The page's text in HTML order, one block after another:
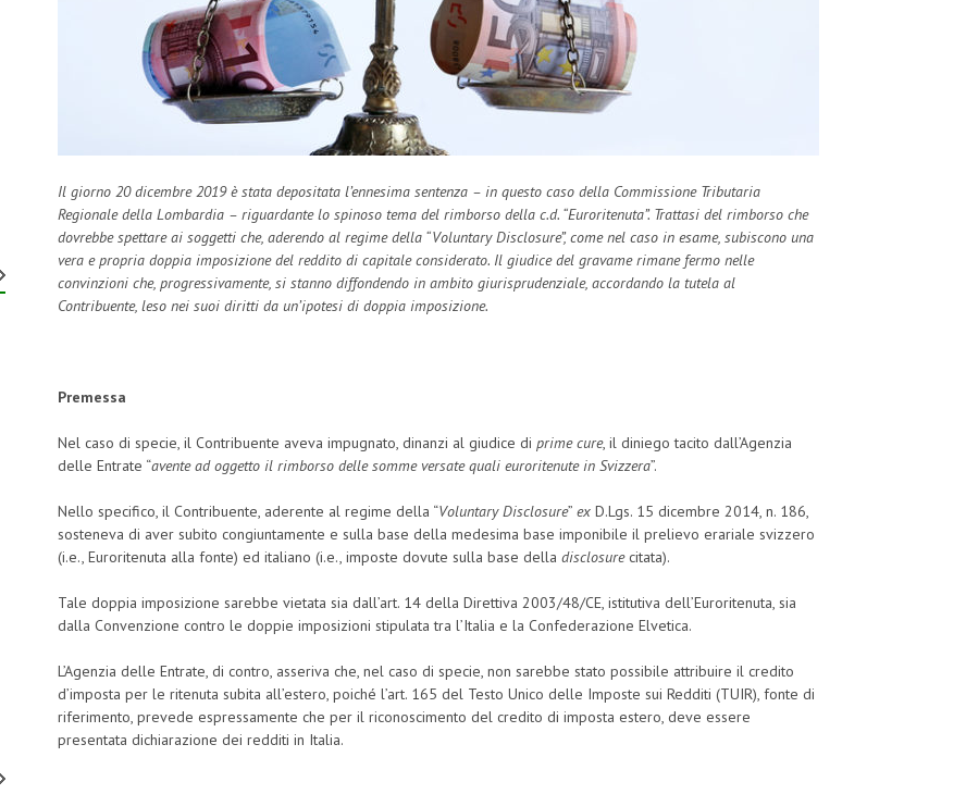
Il giorno 20 dicembre 2019 è stata depositata l’ennesima sentenza – in questo caso della Commissione Tributaria
Regionale della Lombardia – riguardante lo spinoso tema del rimborso della c.d. “Euroritenuta”. Trattasi del rimborso che
dovrebbe spettare ai soggetti che, aderendo al regime della “Voluntary Disclosure”, come nel caso in esame, subiscono una
vera e propria doppia imposizione del reddito di capitale considerato. Il giudice del gravame rimane fermo nelle
convinzioni che, progressivamente, si stanno diffondendo in ambito giurisprudenziale, accordando la tutela al
Contribuente, leso nei suoi diritti da un’ipotesi di doppia imposizione.
Premessa
Nel caso di specie, il Contribuente aveva impugnato, dinanzi al giudice diprime cure, il diniego tacito dall’Agenzia
delle Entrate “avente ad oggetto il rimborso delle somme versate quali euroritenute in Svizzera”.
Nello specifico, il Contribuente, aderente al regime della “Voluntary Disclosure”exD.Lgs. 15 dicembre 2014, n. 186,
sosteneva di aver subito congiuntamente e sulla base della medesima base imponibile il prelievo erariale svizzero
(i.e., Euroritenuta alla fonte) ed italiano (i.e., imposte dovute sulla base delladisclosurecitata).
Tale doppia imposizione sarebbe vietata sia dall’art. 14 della Direttiva 2003/48/CE, istitutiva dell’Euroritenuta, sia
dalla Convenzione contro le doppie imposizioni stipulata tra l’Italia e la Confederazione Elvetica.
L’Agenzia delle Entrate, di contro, asseriva che, nel caso di specie, non sarebbe stato possibile attribuire il credito
d’imposta per le ritenuta subita all’estero, poiché l’art. 165 del Testo Unico delle Imposte sui Redditi (TUIR), fonte di
riferimento, prevede espressamente che per il riconoscimento del credito di imposta estero, deve essere
presentata dichiarazione dei redditi in Italia.